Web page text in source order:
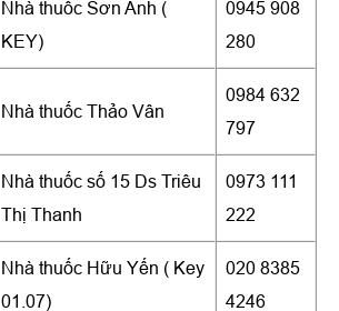
Nhà thuốc Sơn Anh (
KEY)
0945 908
280
Nhà thuốc Thảo Vân
0984 632
797
Nhà thuốc số 15 Ds Triêu
Thị Thanh
0973 111
222
Nhà thuốc Hữu Yến ( Key
01.07)
020 8385
4246